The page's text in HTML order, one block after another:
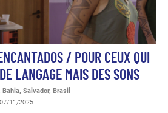
/ POUR CEUX QUI
LANGAGE MAIS DES SONS
Salvador, Brasil
11/2025